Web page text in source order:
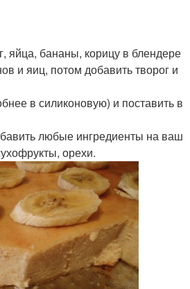
яйца, бананы, корицу в блендере
и яиц, потом добавить творог и
в силиконовую) и поставить в
любые ингредиенты на ваш
орехи.